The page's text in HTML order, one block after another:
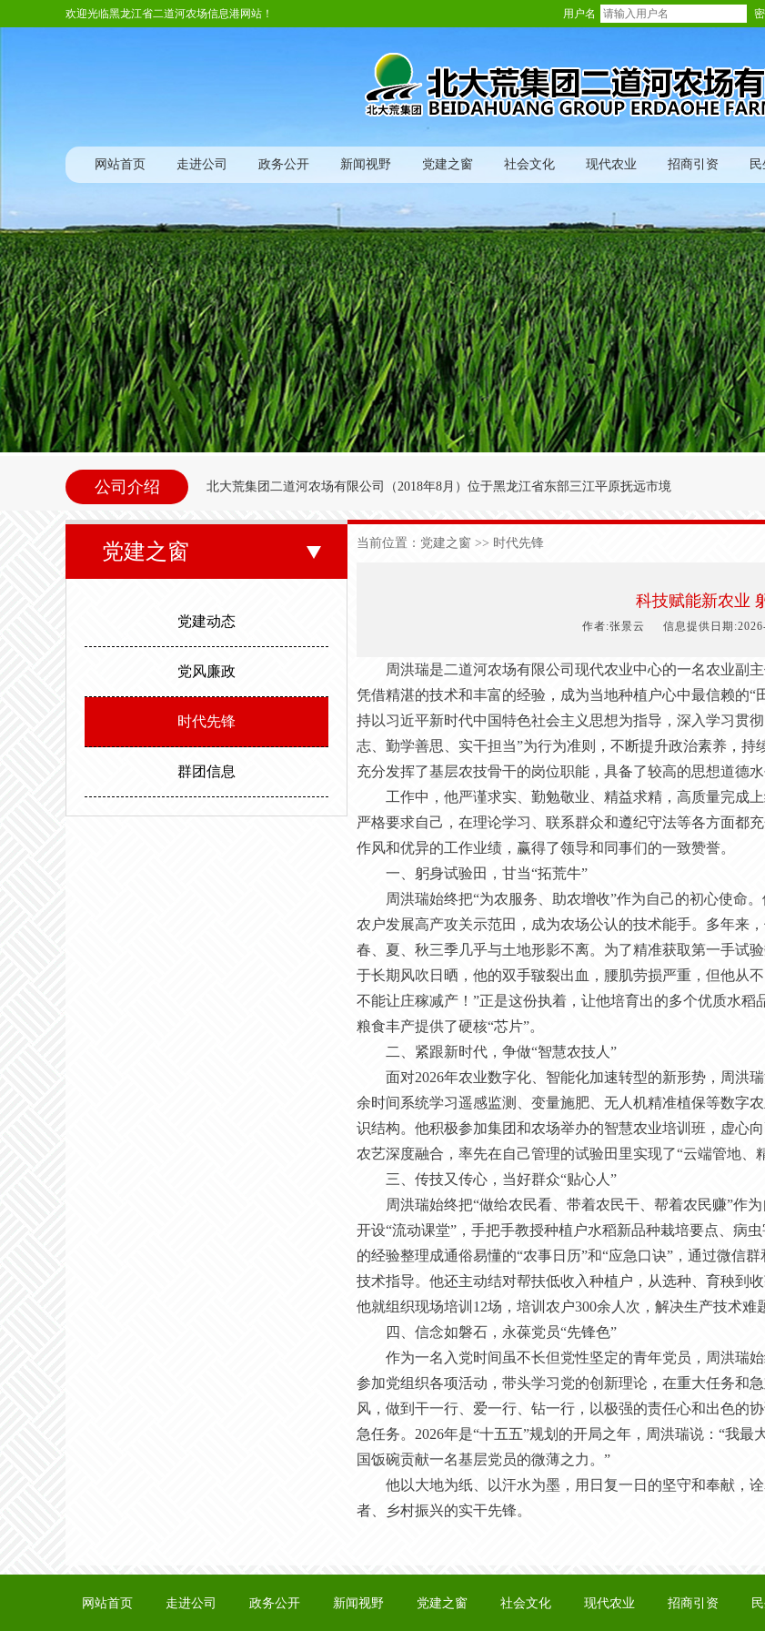
欢迎光临黑龙江省二道河农场信息港网站！ 用户名
网站首页 走进公司 政务公开 新闻视野 党建之窗 社会文化 现代农业 招商引资
公司介绍 北大荒集团二道河农场有限公司（ 2018年8月 ） 位于黑龙江省东部三江平原抚远市境
内别拉洪河下游西岸。地理坐标为北纬47°35′～47°50′，东经134°00′～134°25′之间。
东以别拉洪河、南以二道河与八五九农场为界；西与前锋农场接壤；北与前哨农场毗
邻。场内地势平坦，西北高东南低。属于中温湿润性季风气候，极端日最低气温-40.3
度，最高气温35.6度。年平均无霜期1 度，年降雨量590毫米。
党建之窗
党建动态
党风廉政
时代先锋
群团信息
当前位置： 党建之窗 >> 时代先锋
科技赋能新农业
作者:张景云 信息提供日期
周洪瑞是二道河农场有限公司现代农业中心的一名农业副
凭借精湛的技术和丰富的经验，成为当地种植户心中最信赖的
持以习近平新时代中国特色社会主义思想为指导，深入学习贯
志、勤学善思、实干担当”为行为准则，不断提升政治素养，
充分发挥了基层农技骨干的岗位职能，具备了较高的思想道德
工作中，他严谨求实、勤勉敬业、精益求精，高质量完成
严格要求自己，在理论学习、联系群众和遵纪守法等各方面都
作风和优异的工作业绩，赢得了领导和同事们的一致赞誉。
一、 躬身试验田，甘当“拓荒牛”
周洪瑞始终把“为农服务、助农增收”作为自己的初心使命
农户发展高产攻关示范田，成为农场公认的技术能手。多年来
春、夏、秋三季几乎与土地形影不离。为了精准获取第一手试
于长期风吹日晒，他的双手皲裂出血，腰肌劳损严重，但他从
不能让庄稼减产！”正是这份执着，让他培育出的多个优质水
粮食丰产提供了硬核“芯片”。
二、 紧跟新时代，争做“智慧农技人”
面对2026年农业数字化、智能化加速转型的新形势， 周洪瑞
余时间系统学习遥感监测、变量施肥、无人机精准植保等数字
识结构。他积极参加集团和农场举办的智慧农业培训班，虚心
农艺深度融合，率先在自己管理的试验田里实现了“云端管地、
三、传技又传心，当好群众“贴心人”
周洪瑞始终把“做给农民看、带着农民干、帮着农民赚”作
开设“流动课堂”，手把手教授种植户水稻新品种栽培要点、病
的经验整理成通俗易懂的“农事日历”和“应急口诀”，通过微信
技术指导。他还主动结对帮扶低收入种植户，从选种、育秧到
他就组织现场培训12场，培训农户300余人次，解决生产技术难
四、信念如磐石，永葆党员“先锋色”
作为一名入党时间虽不长但党性坚定的青年党员， 周洪瑞
参加党组织各项活动，带头学习党的创新理论，在重大任务和
风，做到干一行、爱一行、钻一行，以极强的责任心和出色的
急任务。2026年是“十五五”规划的开局之年， 周洪瑞说： “我最
国饭碗贡献一名基层党员的微薄之力。”
他以大地为纸、以汗水为墨，用日复一日的坚守和奉献，
者、乡村振兴的实干先锋。
网站首页 走进公司 政务公开 新闻视野 党建之窗 社会文化 现代农业 招商引资